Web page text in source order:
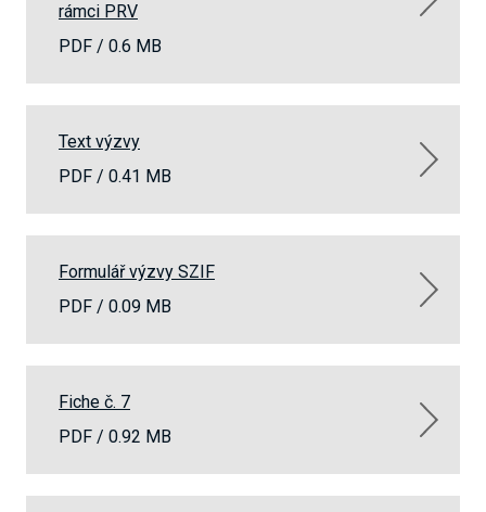
rámci PRV
PDF / 0.6 MB
Text výzvy
PDF / 0.41 MB
Formulář výzvy SZIF
PDF / 0.09 MB
Fiche č. 7
PDF / 0.92 MB